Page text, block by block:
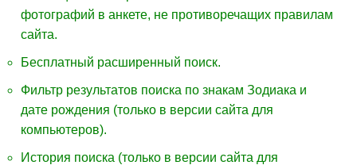
фотографий в анкете, не противоречащих правилам
сайта.
Бесплатный расширенный поиск.
Фильтр результатов поиска по знакам Зодиака и
дате рождения (только в версии сайта для
компьютеров).
История поиска (только в версии сайта для